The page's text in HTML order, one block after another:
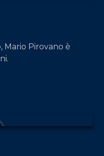
Mario Pirovano è